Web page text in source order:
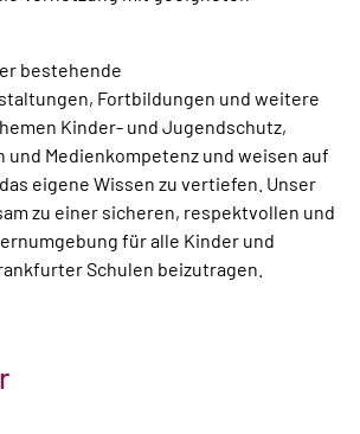
bestehende
Fortbildungen und weitere
Kinder- und Jugendschutz,
und Medienkompetenz und weisen auf
eigene Wissen zu vertiefen. Unser
zu einer sicheren, respektvollen und
für alle Kinder und
Schulen beizutragen.